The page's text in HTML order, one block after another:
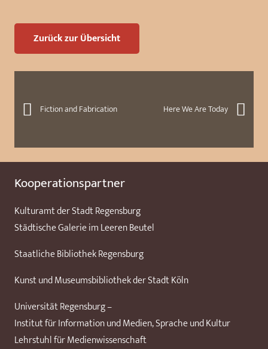
Zurück zur Übersicht
Fiction and Fabrication Here We Are Today
Kooperationspartner
Kulturamt der Stadt Regensburg
Städtische Galerie im Leeren Beutel
Staatliche Bibliothek Regensburg
Kunst und Museumsbibliothek der Stadt Köln
Universität Regensburg –
Institut für Information und Medien, Sprache und Kultur
Lehrstuhl für Medienwissenschaft